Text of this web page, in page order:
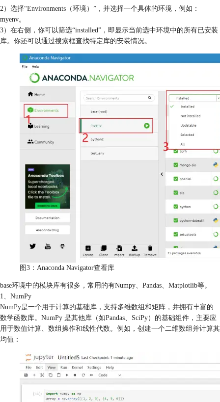
2）选择“Environments（环境）”，并选择一个具体的环境，例如：
myenv。
3）在右侧，你可以筛选“installed”，即显示当前选中环境中的所有已安装
库。你还可以通过搜索框查找特定库的安装情况。
图3：Anaconda Navigator查看库
base环境中的模块库有很多，常用的有Numpy、Pandas、Matplotlib等。
1、NumPy
NumPy是一个用于计算的基础库，支持多维数组和矩阵，并拥有丰富的
数学函数库。NumPy 是其他库（如Pandas、SciPy）的基础组件，主要应
用于数值计算、数组操作和线性代数。例如，创建一个二维数组并计算其
均值：